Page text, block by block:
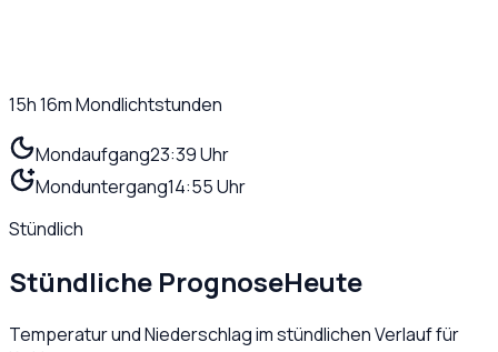
15h 16mMondlichtstunden
Mondaufgang23:39 Uhr
Monduntergang14:55 Uhr
Stündlich
Stündliche PrognoseHeute
Temperatur und Niederschlag im stündlichen Verlauf für